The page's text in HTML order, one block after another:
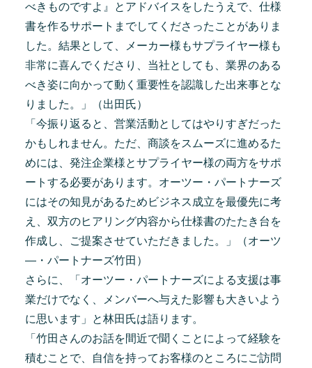
べきものですよ』とアドバイスをしたうえで、仕様
書を作るサポートまでしてくださったことがありま
した。結果として、メーカー様もサプライヤー様も
非常に喜んでくださり、当社としても、業界のある
べき姿に向かって動く重要性を認識した出来事とな
りました。」（出田氏）
「今振り返ると、営業活動としてはやりすぎだった
かもしれません。ただ、商談をスムーズに進めるた
めには、発注企業様とサプライヤー様の両方をサポ
ートする必要があります。オーツー・パートナーズ
にはその知見があるためビジネス成立を最優先に考
え、双方のヒアリング内容から仕様書のたたき台を
作成し、ご提案させていただきました。」（オーツ
―・パートナーズ竹田）
さらに、「オーツー・パートナーズによる支援は事
業だけでなく、メンバーへ与えた影響も大きいよう
に思います」と林田氏は語ります。
「竹田さんのお話を間近で聞くことによって経験を
積むことで、自信を持ってお客様のところにご訪問